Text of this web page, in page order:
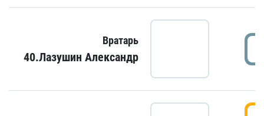
Вратарь
40.Лазушин Александр